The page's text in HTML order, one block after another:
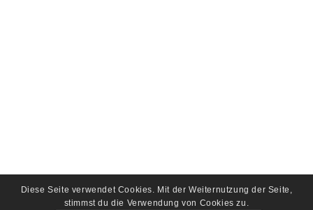
Diese Seite verwendet Cookies. Mit der Weiternutzung der Seite,
stimmst du die Verwendung von Cookies zu.